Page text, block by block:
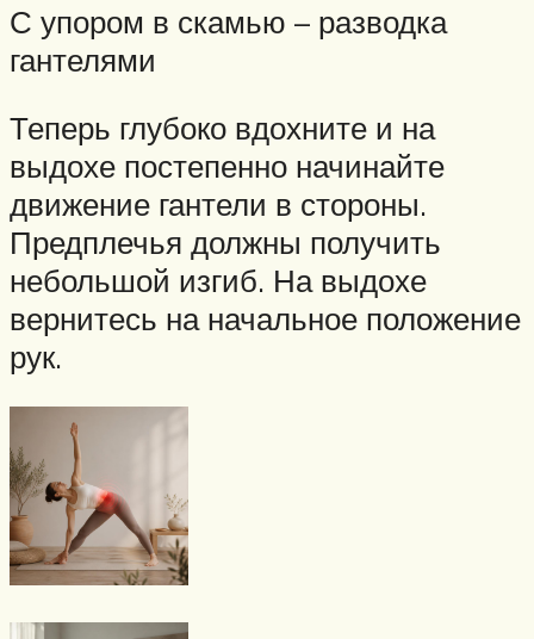
С упором в скамью – разводка
гантелями
Теперь глубоко вдохните и на
выдохе постепенно начинайте
движение гантели в стороны.
Предплечья должны получить
небольшой изгиб. На выдохе
вернитесь на начальное положение
рук.